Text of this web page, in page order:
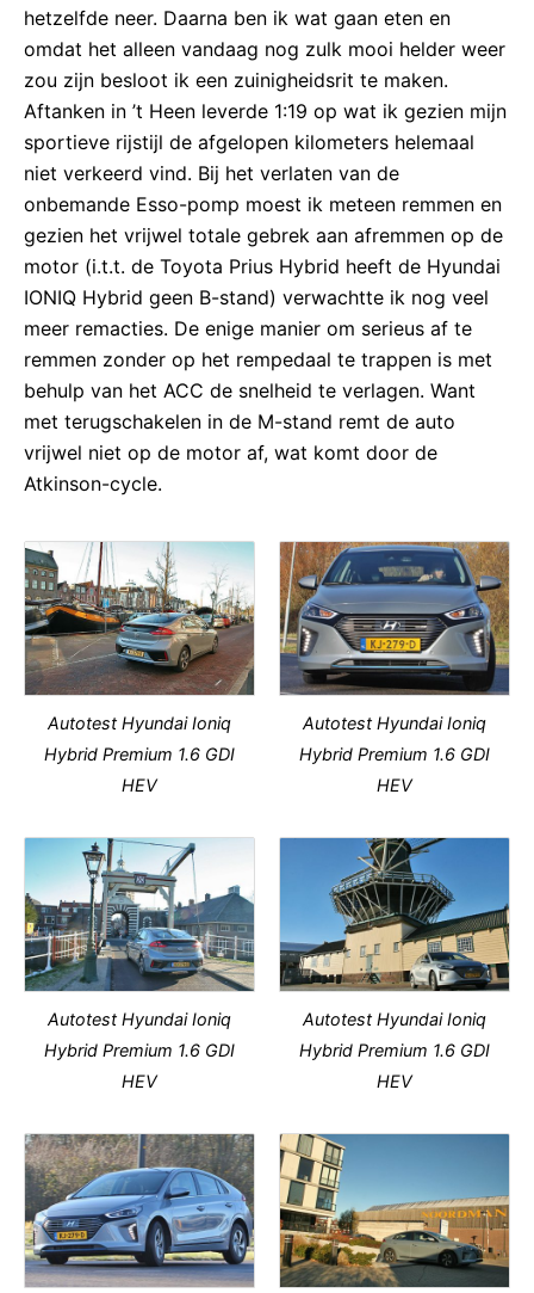
hetzelfde neer. Daarna ben ik wat gaan eten en
omdat het alleen vandaag nog zulk mooi helder weer
zou zijn besloot ik een zuinigheidsrit te maken.
Aftanken in ’t Heen leverde 1:19 op wat ik gezien mijn
sportieve rijstijl de afgelopen kilometers helemaal
niet verkeerd vind. Bij het verlaten van de
onbemande Esso-pomp moest ik meteen remmen en
gezien het vrijwel totale gebrek aan afremmen op de
motor (i.t.t. de Toyota Prius Hybrid heeft de Hyundai
IONIQ Hybrid geen B-stand) verwachtte ik nog veel
meer remacties. De enige manier om serieus af te
remmen zonder op het rempedaal te trappen is met
behulp van het ACC de snelheid te verlagen. Want
met terugschakelen in de M-stand remt de auto
vrijwel niet op de motor af, wat komt door de
Atkinson-cycle.
Autotest Hyundai Ioniq
Hybrid Premium 1.6 GDI
HEV
Autotest Hyundai Ioniq
Hybrid Premium 1.6 GDI
HEV
Autotest Hyundai Ioniq
Hybrid Premium 1.6 GDI
HEV
Autotest Hyundai Ioniq
Hybrid Premium 1.6 GDI
HEV